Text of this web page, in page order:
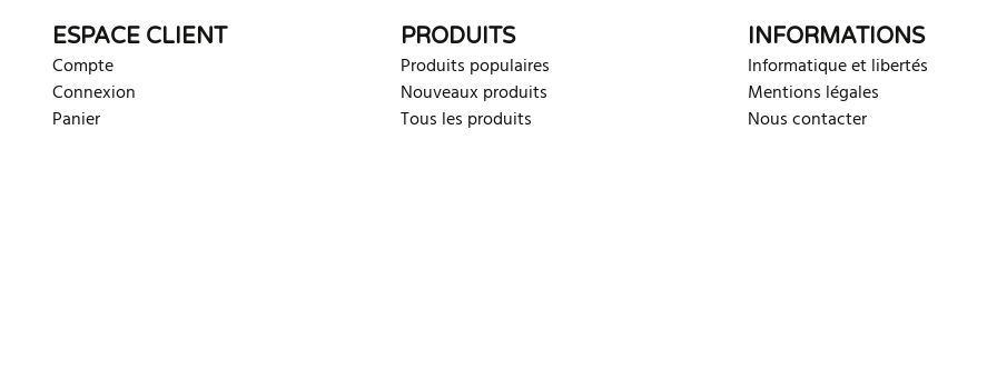
ESPACE CLIENT
Compte
Connexion
Panier
PRODUITS
Produits populaires
Nouveaux produits
Tous les produits
INFORMATIONS
Informatique et libertés
Mentions légales
Nous contacter